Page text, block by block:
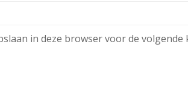
in deze browser voor de